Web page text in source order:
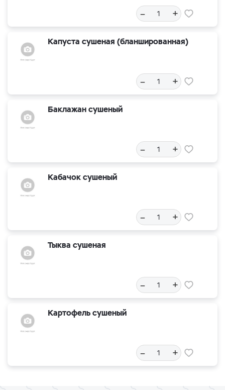
– +
Капуста сушеная (бланшированная)
– +
Баклажан сушеный
– +
Кабачок сушеный
– +
Тыква сушеная
– +
Картофель сушеный
– +